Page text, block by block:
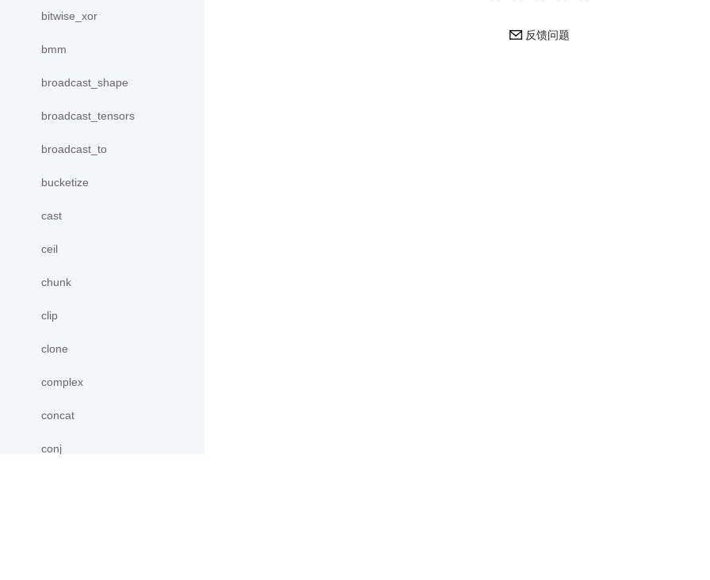
bitwise_xor
bmm
broadcast_shape
broadcast_tensors
broadcast_to
bucketize
cast
ceil
chunk
clip
clone
complex
concat
conj
反馈问题